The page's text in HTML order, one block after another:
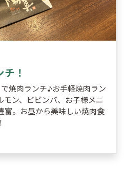
！
焼肉ランチ♪お手軽焼肉ラン
ン、ビビンバ、お子様メニ
富。お昼から美味しい焼肉食